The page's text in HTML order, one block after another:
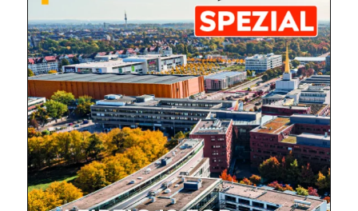
Mit dem |transkript-Newsletter
jede Woche aktuell informiert.
E-